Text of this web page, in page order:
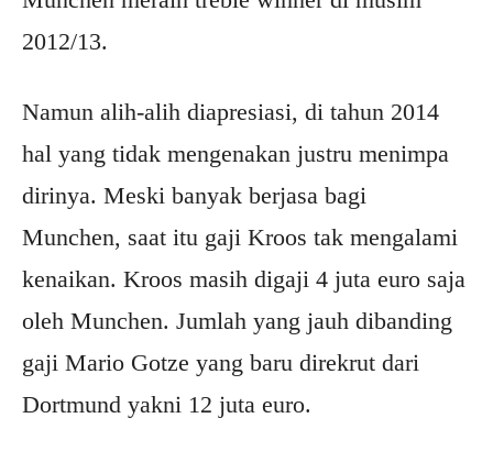
2012/13.
Namun alih-alih diapresiasi, di tahun 2014
hal yang tidak mengenakan justru menimpa
dirinya. Meski banyak berjasa bagi
Munchen, saat itu gaji Kroos tak mengalami
kenaikan. Kroos masih digaji 4 juta euro saja
oleh Munchen. Jumlah yang jauh dibanding
gaji Mario Gotze yang baru direkrut dari
Dortmund yakni 12 juta euro.